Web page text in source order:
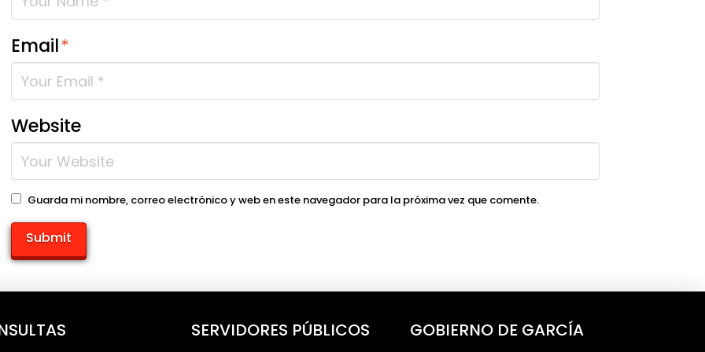
Email*
Website
Guarda mi nombre, correo electrónico y web en este navegador para la próxima vez que comente.
SERVIDORES PÚBLICOS GOBIERNO DE GARCÍA